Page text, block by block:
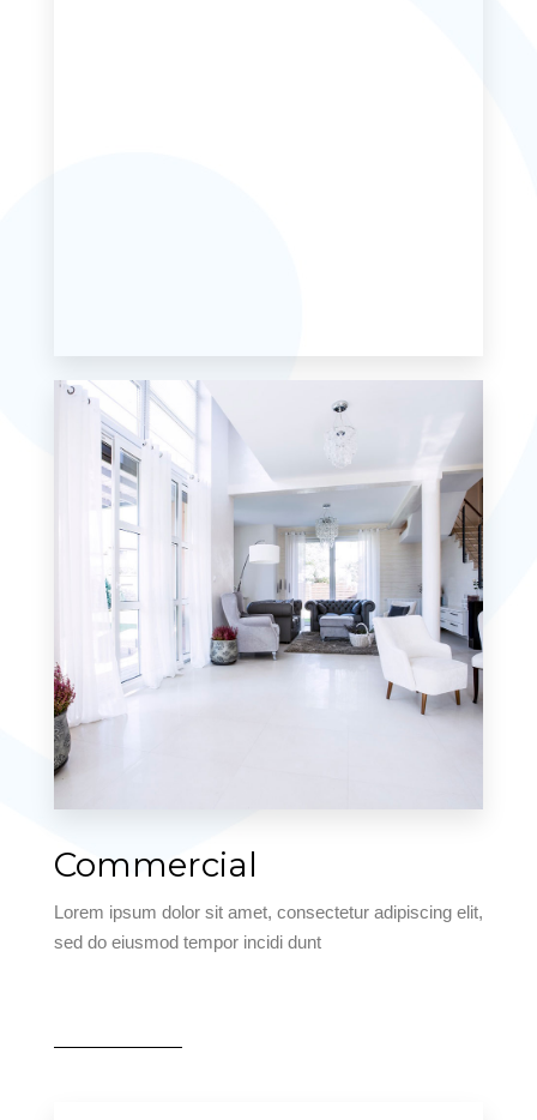
Villa
Commercial
Lorem ipsum dolor sit amet, consectetur adipiscing elit,
sed do eiusmod tempor incidi dunt